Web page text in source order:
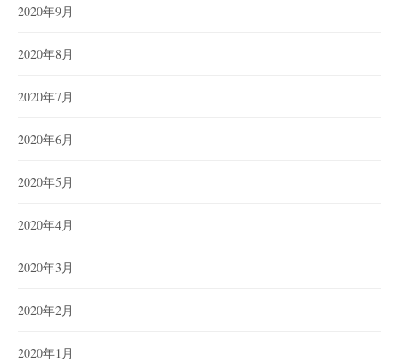
2020年9月
2020年8月
2020年7月
2020年6月
2020年5月
2020年4月
2020年3月
2020年2月
2020年1月